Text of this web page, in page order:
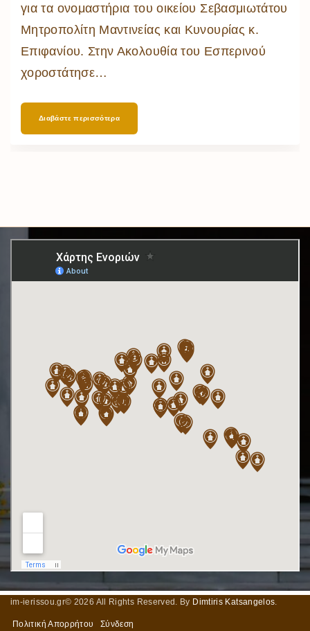
για τα ονομαστήρια του οικείου Σεβασμιωτάτου
Μητροπολίτη Μαντινείας και Κυνουρίας κ.
Επιφανίου. Στην Ακολουθία του Εσπερινού
χοροστάτησε…
Διαβάστε περισσότερα
im-ierissou.gr© 2026 All Rights Reserved. By Dimtiris Katsangelos.
Πολιτική Απορρήτου Σύνδεση